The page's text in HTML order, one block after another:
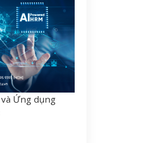
Ứng dụng